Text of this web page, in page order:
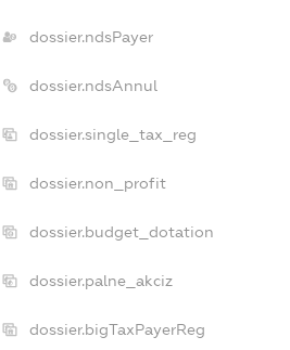
dossier.ndsPayer
dossier.ndsAnnul
dossier.single_tax_reg
dossier.non_profit
dossier.budget_dotation
dossier.palne_akciz
dossier.bigTaxPayerReg